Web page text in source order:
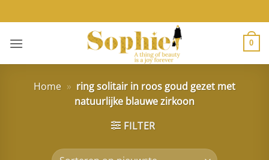
naar
inhoud
0
Home » ring solitair in roos goud gezet met
natuurlijke blauwe zirkoon
FILTER